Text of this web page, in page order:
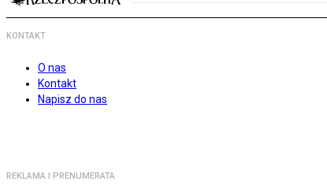
KONTAKT
O nas
Kontakt
Napisz do nas
REKLAMA I PRENUMERATA